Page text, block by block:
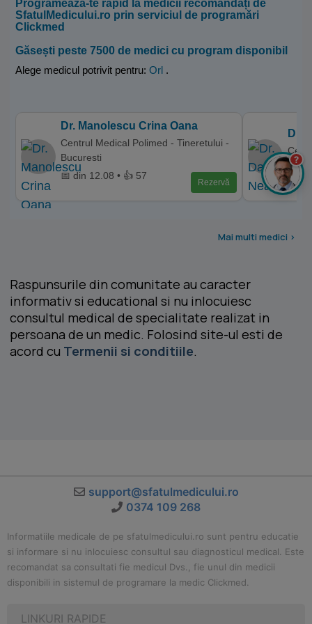
Programează-te rapid la medicii recomandați de
SfatulMedicului.ro prin serviciul de programări
Clickmed
Găsești peste 7500 de medici cu program disponibil
Alege medicul potrivit pentru: Orl .
Dr. Manolescu Crina Oana
Centrul Medical Polimed - Tineretului -
Bucuresti
📅 din 12.08 • 👍 57
Rezervă
Dr.
📅
Mai multi medici >
Raspunsurile din comunitate au caracter
informativ si educational si nu inlocuiesc
consultul medical de specialitate realizat in
persoana de un medic. Folosind site-ul esti de
acord cu Termenii si conditiile.
support@sfatulmedicului.ro
0374 109 268
Informatiile medicale de pe sfatulmedicului.ro sunt pentru educatie
si informare si nu inlocuiesc consultul sau diagnosticul medical. Este
recomandat sa consultati fie medicul Dvs., fie unul din medicii
disponibili in sistemul de programare la medic Clickmed.
LINKURI RAPIDE
?